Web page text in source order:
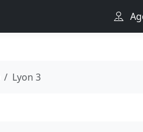
Lyon 3